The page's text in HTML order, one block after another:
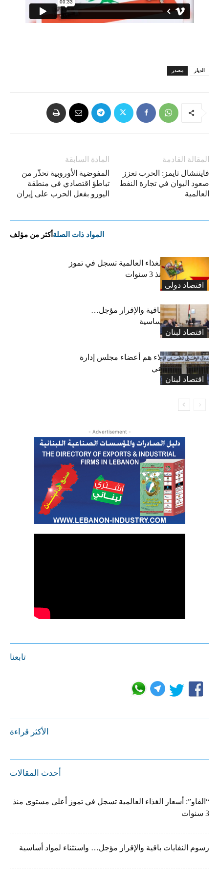
مصدر الديار
المادة السابقة
المفوضية الأوروبية تحذّر من
تباطؤ اقتصادي في منطقة
اليورو بفعل الحرب على إيران
المقالة القادمة
فايننشال تايمز: الحرب تعزز
صعود اليوان في تجارة النفط
العالمية
المواد ذات الصلة أكثر من مؤلف
اقتصاد دولی
“الفاو”: أسعار الغذاء العالمية تسجل في تموز
أعلى مستوى منذ 3 سنوات
اقتصاد لبنان
رسوم النفايات باقية والإقرار مؤجل…
واستثناء لمواد أساسية
اقتصاد لبنان
بعد 19 عاماً: هؤلاء هم أعضاء مجلس إدارة
الضمان الاجتماعي
- Advertisement -
تابعنا
الأكثر قراءة
أحدث المقالات
“الفاو”: أسعار الغذاء العالمية تسجل في تموز أعلى مستوى منذ
3 سنوات
رسوم النفايات باقية والإقرار مؤجل… واستثناء لمواد أساسية